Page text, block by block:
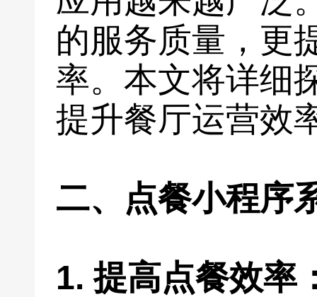
的服务质量，更
率。本文将详细
提升餐厅运营效
二、点餐小程序
1. 提高点餐效率